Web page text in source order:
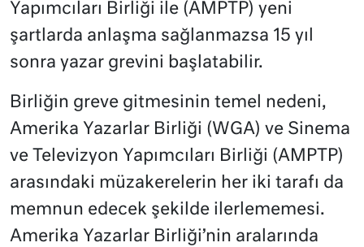
Yapımcıları Birliği ile (AMPTP) yeni
şartlarda anlaşma sağlanmazsa 15 yıl
sonra yazar grevini başlatabilir.
Birliğin greve gitmesinin temel nedeni,
Amerika Yazarlar Birliği (WGA) ve Sinema
ve Televizyon Yapımcıları Birliği (AMPTP)
arasındaki müzakerelerin her iki tarafı da
memnun edecek şekilde ilerlememesi.
Amerika Yazarlar Birliği’nin aralarında